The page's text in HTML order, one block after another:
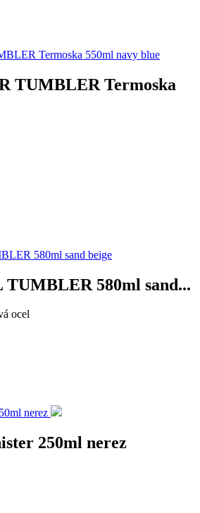
TUMBLER Termoska
580ml sand...
ocel
250ml nerez